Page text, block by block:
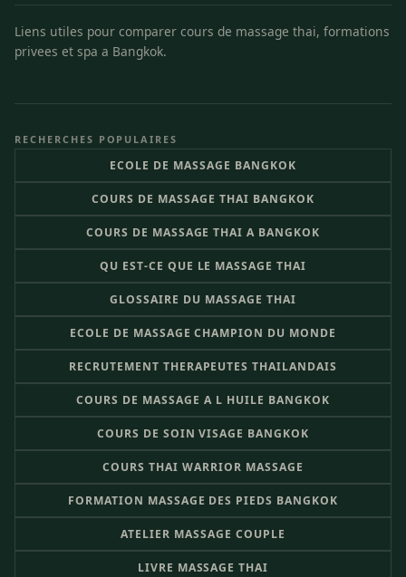
Liens utiles pour comparer cours de massage thai, formations
privees et spa a Bangkok.
RECHERCHES POPULAIRES
ECOLE DE MASSAGE BANGKOK
COURS DE MASSAGE THAI BANGKOK
COURS DE MASSAGE THAI A BANGKOK
QU EST-CE QUE LE MASSAGE THAI
GLOSSAIRE DU MASSAGE THAI
ECOLE DE MASSAGE CHAMPION DU MONDE
RECRUTEMENT THERAPEUTES THAILANDAIS
COURS DE MASSAGE A L HUILE BANGKOK
COURS DE SOIN VISAGE BANGKOK
COURS THAI WARRIOR MASSAGE
FORMATION MASSAGE DES PIEDS BANGKOK
ATELIER MASSAGE COUPLE
LIVRE MASSAGE THAI